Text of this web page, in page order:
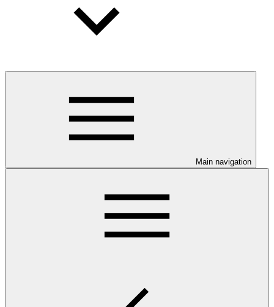
Main navigation